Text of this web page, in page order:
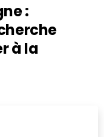
:
à la